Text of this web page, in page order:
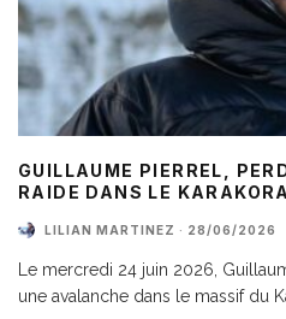
GUILLAUME PIERREL,
RAIDE DANS LE
LILIAN MARTINEZ · 28/06/2026
Le mercredi 24 juin 2026,
une avalanche dans le massif du